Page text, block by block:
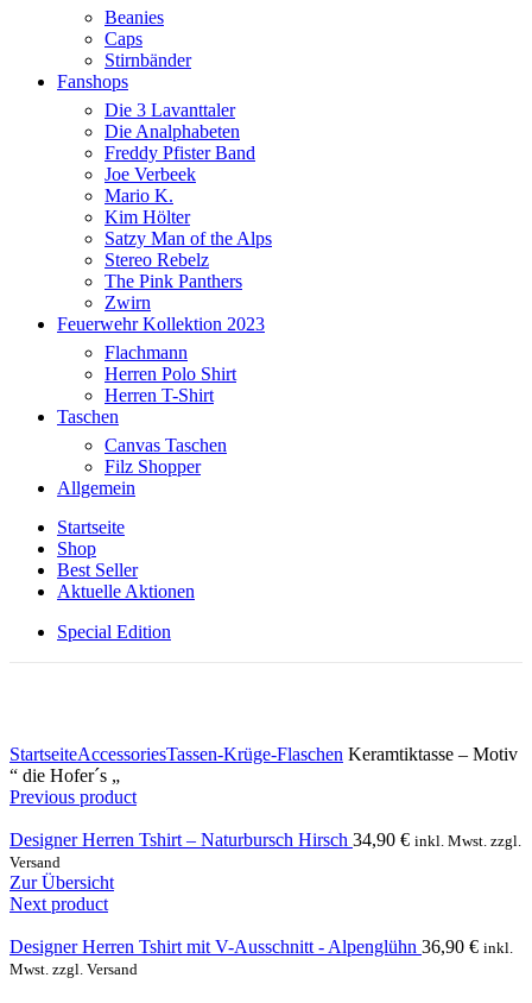
Beanies
Caps
Stirnbänder
Fanshops
Die 3 Lavanttaler
Die Analphabeten
Freddy Pfister Band
Joe Verbeek
Mario K.
Kim Hölter
Satzy Man of the Alps
Stereo Rebelz
The Pink Panthers
Zwirn
Feuerwehr Kollektion 2023
Flachmann
Herren Polo Shirt
Herren T-Shirt
Taschen
Canvas Taschen
Filz Shopper
Allgemein
Startseite
Shop
Best Seller
Aktuelle Aktionen
Special Edition
StartseiteAccessoriesTassen-Krüge-Flaschen Keramtiktasse – Motiv
“ die Hofer´s „
Previous product
Designer Herren Tshirt – Naturbursch Hirsch 34,90 € inkl. Mwst. zzgl.
Versand
Zur Übersicht
Next product
Designer Herren Tshirt mit V-Ausschnitt - Alpenglühn 36,90 € inkl.
Mwst. zzgl. Versand